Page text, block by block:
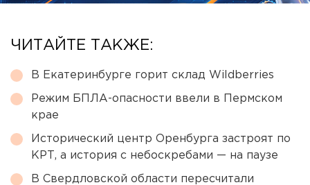
ЧИТАЙТЕ ТАКЖЕ:
В Екатеринбурге горит склад Wildberries
Режим БПЛА-опасности ввели в Пермском
крае
Исторический центр Оренбурга застроят по
КРТ, а история с небоскребами — на паузе
В Свердловской области пересчитали